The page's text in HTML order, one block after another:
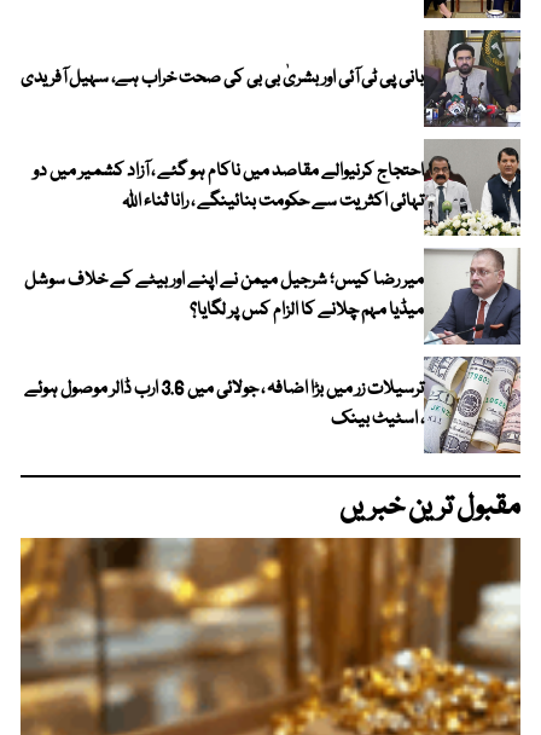
بانی پی ٹی آئی اور بشریٰ بی بی کی صحت خراب ہے، سہیل آفریدی
احتجاج کرنیوالے مقاصد میں ناکام ہو گئے ، آزاد کشمیر میں دو
تہائی اکثریت سے حکومت بنائینگے ، رانا ثناء اللہ
میر رضا کیس؛ شرجیل میمن نے اپنے اور بیٹے کے خلاف سوشل
میڈیا مہم چلانے کا الزام کس پر لگایا؟
ترسیلات زر میں بڑا اضافہ ، جولائی میں 3.6 ارب ڈالر موصول ہوئے
، اسٹیٹ بینک
مقبول ترین خبریں